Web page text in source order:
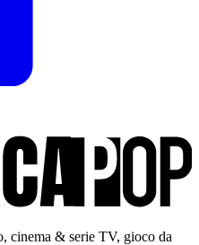
cinema & serie TV, gioco da